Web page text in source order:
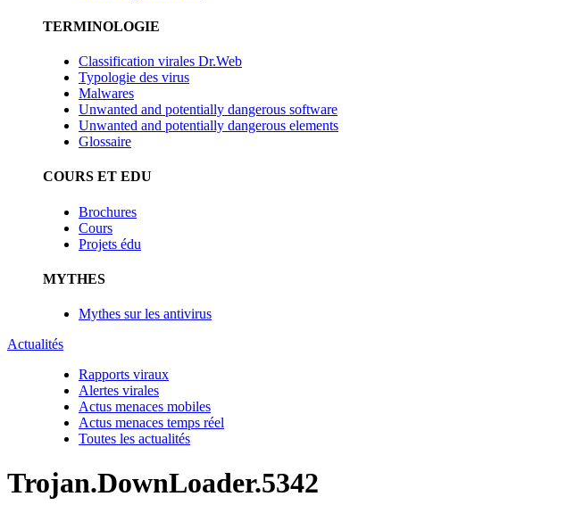
TERMINOLOGIE
Classification virales Dr.Web
Typologie des virus
Malwares
Unwanted and potentially dangerous software
Unwanted and potentially dangerous elements
Glossaire
COURS ET EDU
Brochures
Cours
Projets édu
MYTHES
Mythes sur les antivirus
Actualités
Rapports viraux
Alertes virales
Actus menaces mobiles
Actus menaces temps réel
Toutes les actualités
Trojan.DownLoader.5342